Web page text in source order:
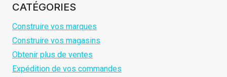
CATÉGORIES
Construire vos marques
Construire vos magasins
Obtenir plus de ventes
Expédition de vos commandes